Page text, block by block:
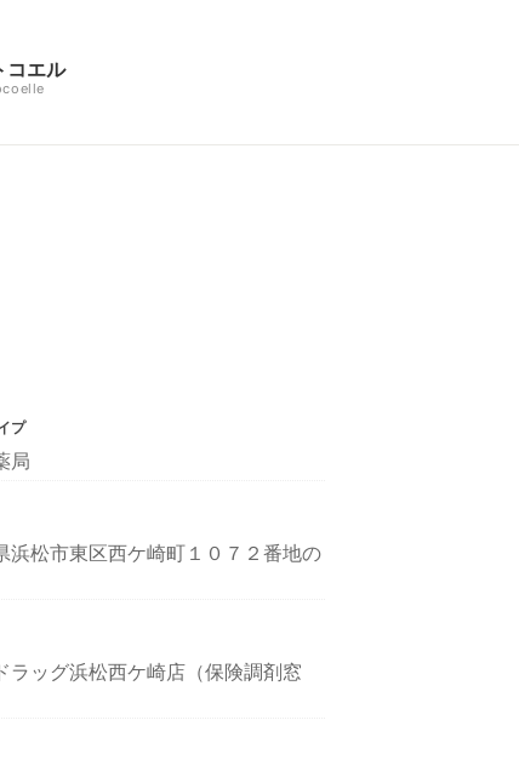
コエル
プ
局
浜松市東区西ケ崎町１０７２番地の
ラッグ浜松西ケ崎店（保険調剤窓